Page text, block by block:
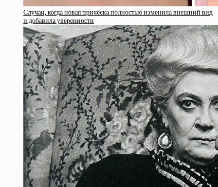
Случаи, когда новая причёска полностью изменила внешний вид
и добавила уверенности